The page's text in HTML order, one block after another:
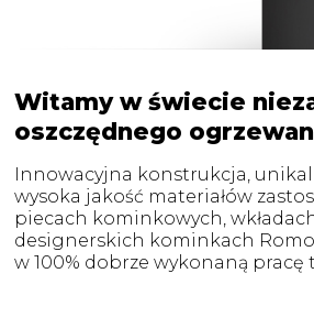
Witamy w świecie
oszczędnego
Innowacyjna konstrukcja,
wysoka jakość materiałów
piecach kominkowych,
designerskich kominkach
w 100% dobrze wykonaną